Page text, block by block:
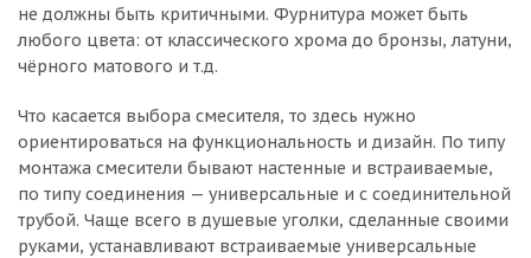
не должны быть критичными. Фурнитура может быть
любого цвета: от классического хрома до бронзы, латуни,
чёрного матового и т.д.
Что касается выбора смесителя, то здесь нужно
ориентироваться на функциональность и дизайн. По типу
монтажа смесители бывают настенные и встраиваемые,
по типу соединения — универсальные и с соединительной
трубой. Чаще всего в душевые уголки, сделанные своими
руками, устанавливают встраиваемые универсальные